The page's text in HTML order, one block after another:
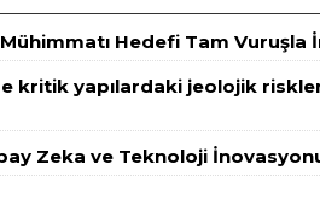
Mühimmatı Hedefi Tam Vuruşla
kritik yapılardaki jeolojik
Zeka ve Teknoloji